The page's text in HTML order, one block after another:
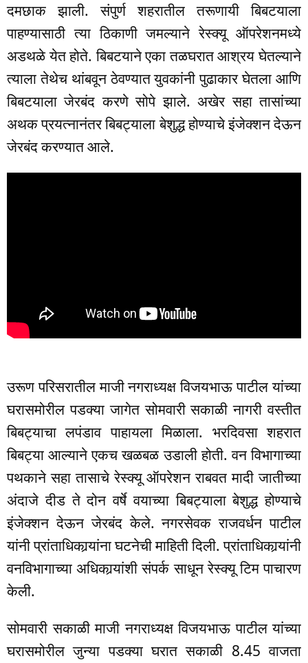
दमछाक झाली. संपुर्ण शहरातील तरूणायी बिबटयाला
पाहण्यासाठी त्या ठिकाणी जमल्याने रेस्क्यू ऑपरेशनमध्ये
अडथळे येत होते. बिबटयाने एका तळघरात आश्रय घेतल्याने
त्याला तेथेच थांबवून ठेवण्यात युवकांनी पुढाकार घेतला आणि
बिबटयाला जेरबंद करणे सोपे झाले. अखेर सहा तासांच्या
अथक प्रयत्नानंतर बिबट्याला बेशुद्ध होण्याचे इंजेक्शन देऊन
जेरबंद करण्यात आले.
उरूण परिसरातील माजी नगराध्यक्ष विजयभाऊ पाटील यांच्या
घरासमोरील पडक्या जागेत सोमवारी सकाळी नागरी वस्तीत
बिबट्याचा लपंडाव पाहायला मिळाला. भरदिवसा शहरात
बिबट्या आल्याने एकच खळबळ उडाली होती. वन विभागाच्या
पथकाने सहा तासाचे रेस्क्यू ऑपरेशन राबवत मादी जातीच्या
अंदाजे दीड ते दोन वर्षे वयाच्या बिबट्याला बेशुद्ध होण्याचे
इंजेक्शन देऊन जेरबंद केले. नगरसेवक राजवर्धन पाटील
यांनी प्रांताधिकार्‍यांना घटनेची माहिती दिली. प्रांताधिकार्‍यांनी
वनविभागाच्या अधिकार्‍यांशी संपर्क साधून रेस्क्यू टिम पाचारण
केली.
सोमवारी सकाळी माजी नगराध्यक्ष विजयभाऊ पाटील यांच्या
घरासमोरील जुन्या पडक्या घरात सकाळी 8.45 वाजता